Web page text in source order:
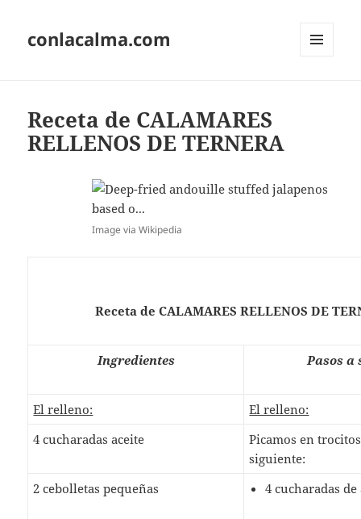
conlacalma.com
Receta de CALAMARES
RELLENOS DE TERNERA
Image via Wikipedia
Receta de CALAMARES RELLENOS DE
Ingredientes Pasos a
El relleno:
El relleno:
4 cucharadas aceite
Picamos en
siguiente:
2 cebolletas pequeñas
4 cucharadas de